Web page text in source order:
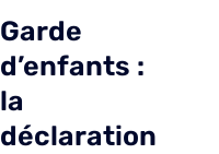
Garde
d’enfants :
la
déclaration